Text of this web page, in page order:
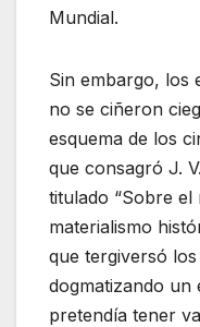
Mundial.
Sin embargo, los
no se ciñeron
esquema de los
que consagró J.
titulado “Sobre el
materialismo
que tergiversó
dogmatizando un
pretendía tener